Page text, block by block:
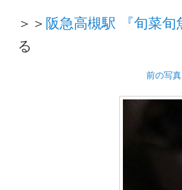
＞＞ 阪急高槻駅 『旬菜
る
前の写真